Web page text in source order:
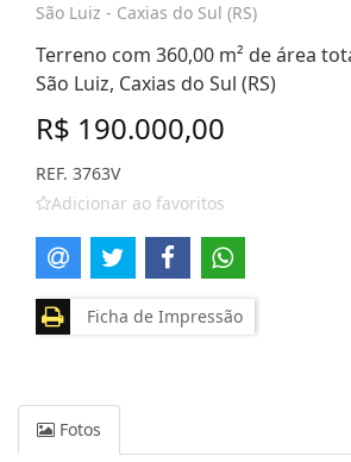
São Luiz - Caxias do Sul (RS)
Terreno com 360,00 m² de área
São Luiz, Caxias do Sul (RS)
R$ 190.000,00
REF. 3763V
Adicionar ao favoritos
Ficha de Impressão
Fotos